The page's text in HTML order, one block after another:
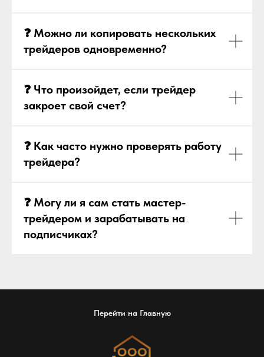
❓ Можно ли копировать нескольких
трейдеров одновременно?
❓ Что произойдет, если трейдер
закроет свой счет?
❓ Как часто нужно проверять работу
трейдера?
❓ Могу ли я сам стать мастер-
трейдером и зарабатывать на
подписчиках?
Перейти на Главную